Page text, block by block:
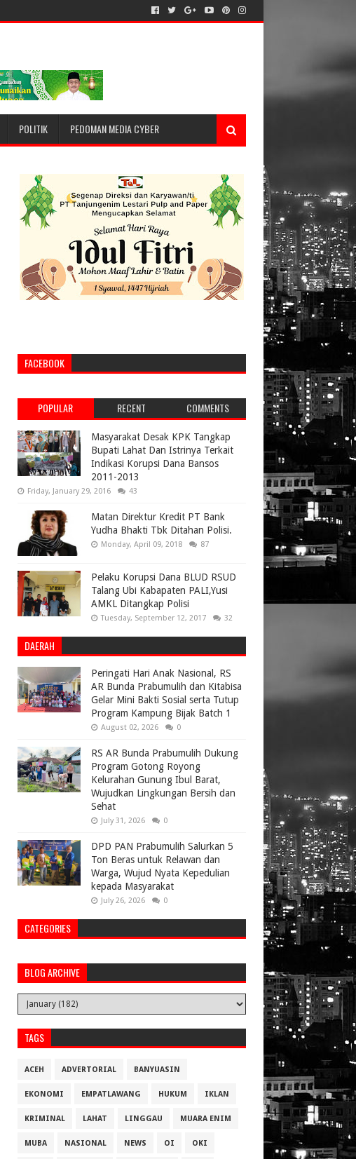
POLITIK PEDOMAN MEDIA CYBER
FACEBOOK
POPULAR RECENT COMMENTS
Masyarakat Desak KPK Tangkap
Bupati Lahat Dan Istrinya Terkait
Indikasi Korupsi Dana Bansos
2011-2013
Friday, January 29, 2016 43
Matan Direktur Kredit PT Bank
Yudha Bhakti Tbk Ditahan Polisi.
Monday, April 09, 2018 87
Pelaku Korupsi Dana BLUD RSUD
Talang Ubi Kabapaten PALI,Yusi
AMKL Ditangkap Polisi
Tuesday, September 12, 2017 32
DAERAH
Peringati Hari Anak Nasional, RS
AR Bunda Prabumulih dan Kitabisa
Gelar Mini Bakti Sosial serta Tutup
Program Kampung Bijak Batch 1
August 02, 2026 0
RS AR Bunda Prabumulih Dukung
Program Gotong Royong
Kelurahan Gunung Ibul Barat,
Wujudkan Lingkungan Bersih dan
Sehat
July 31, 2026 0
DPD PAN Prabumulih Salurkan 5
Ton Beras untuk Relawan dan
Warga, Wujud Nyata Kepedulian
kepada Masyarakat
July 26, 2026 0
CATEGORIES
BLOG ARCHIVE
TAGS
ACEH ADVERTORIAL BANYUASIN
EKONOMI EMPATLAWANG HUKUM IKLAN
KRIMINAL LAHAT LINGGAU MUARA ENIM
MUBA NASIONAL NEWS OI OKI